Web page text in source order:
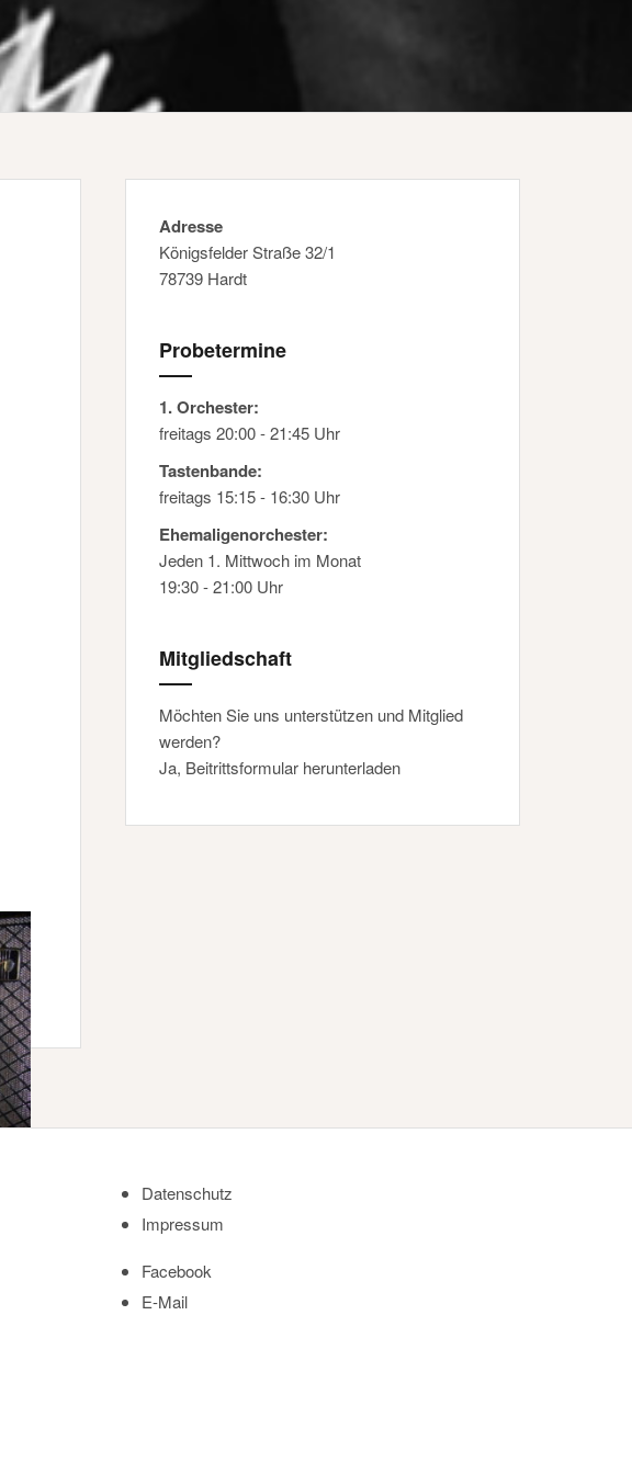
Adresse
Königsfelder Straße 32/1
78739 Hardt
Probetermine
1. Orchester:
freitags 20:00 - 21:45 Uhr
Tastenbande:
freitags 15:15 - 16:30 Uhr
Ehemaligenorchester:
Jeden 1. Mittwoch im Monat
19:30 - 21:00 Uhr
Mitgliedschaft
Möchten Sie uns unterstützen und Mitglied
werden?
Ja, Beitrittsformular herunterladen
Datenschutz
Impressum
Facebook
E-Mail